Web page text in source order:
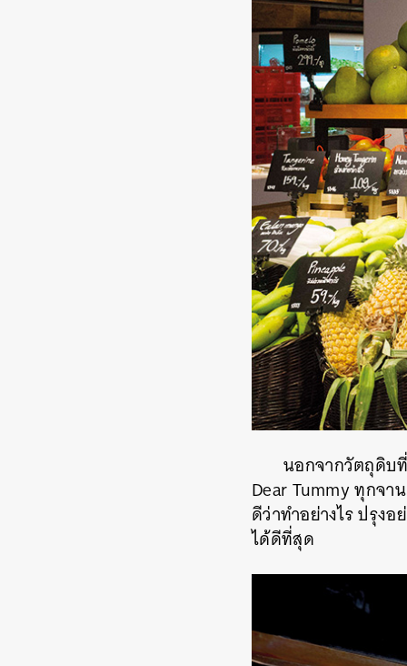
นอกจากวัตถุดิบ
Dear Tummy ทุกจา
ดีว่าทำอย่างไร ปรุง
ได้ดีที่สุด